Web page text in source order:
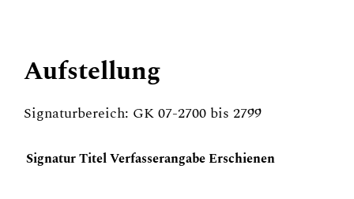
Aufstellung
Signaturbereich: GK 07-2700 bis 2799
SignaturTitelVerfasserangabeErschienen